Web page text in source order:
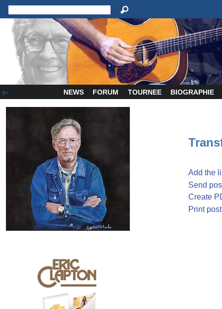
NEWS FORUM TOURNEE BIOGRAPHIE
Add the
Send
Create
Print post